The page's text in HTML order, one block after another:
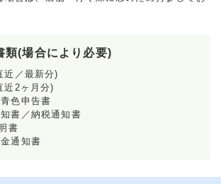
類(場合により必要)
近／最新分)
近2ヶ月分)
色申告書
書／納税通知書
書
通知書